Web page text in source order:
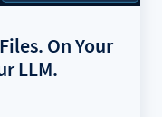
On Your
LLM.